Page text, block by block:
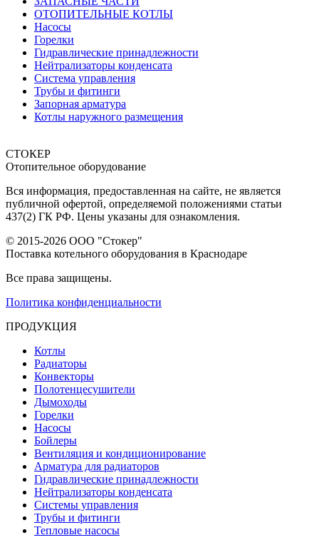
ОТОПИТЕЛЬНЫЕ КОТЛЫ
Насосы
Горелки
Гидравлические принадлежности
Нейтрализаторы конденсата
Система управления
Трубы и фитинги
Запорная арматура
Котлы наружного размещения
СТОКЕР
Отопительное оборудование
Вся информация, предоставленная на сайте, не является
публичной офертой, определяемой положениями статьи
437(2) ГК РФ. Цены указаны для ознакомления.
© 2015-2026 ООО "Стокер"
Поставка котельного оборудования в Краснодаре
Все права защищены.
Политика конфиденциальности
ПРОДУКЦИЯ
Котлы
Радиаторы
Конвекторы
Полотенцесушители
Дымоходы
Горелки
Насосы
Бойлеры
Вентиляция и кондиционирование
Арматура для радиаторов
Гидравлические принадлежности
Нейтрализаторы конденсата
Системы управления
Трубы и фитинги
Тепловые насосы